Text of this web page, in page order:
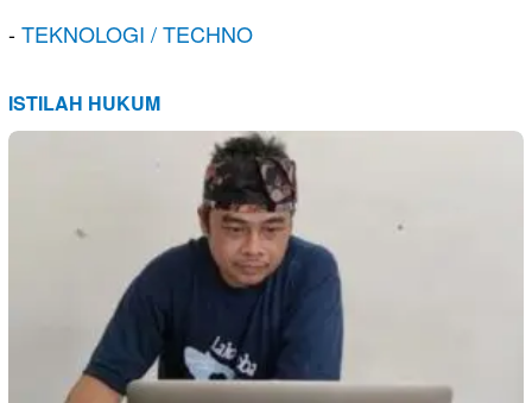
-TEKNOLOGI / TECHNO
ISTILAH HUKUM